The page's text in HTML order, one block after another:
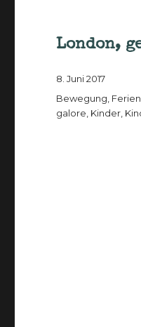
London,
Veröffentlicht
8. Juni 2017
Kategorien
Bewegung
galore Kinder,